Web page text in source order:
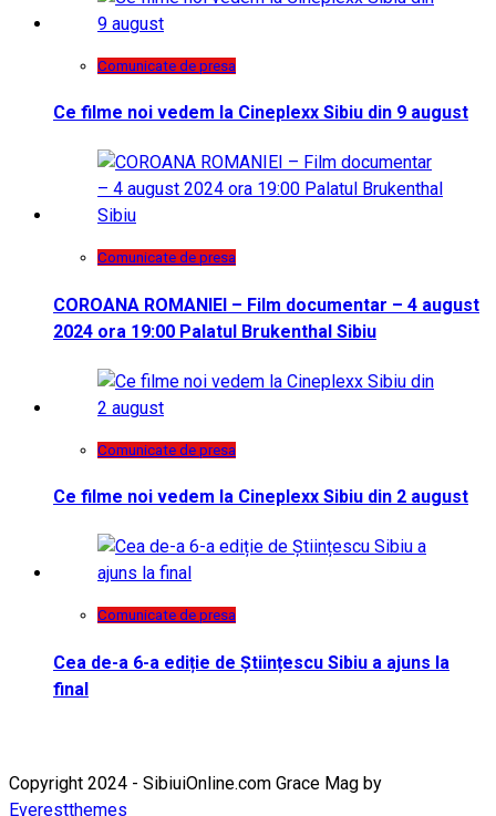
Comunicate de presa
Ce filme noi vedem la Cineplexx Sibiu din 9 august
Comunicate de presa
COROANA ROMANIEI – Film documentar – 4 august
2024 ora 19:00 Palatul Brukenthal Sibiu
Comunicate de presa
Ce filme noi vedem la Cineplexx Sibiu din 2 august
Comunicate de presa
Cea de-a 6-a ediție de Științescu Sibiu a ajuns la
final
Copyright 2024 - SibiuiOnline.com Grace Mag by
Everestthemes